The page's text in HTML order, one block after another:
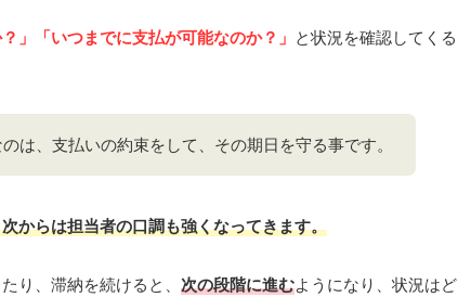
」 「いつまでに支払が可能なのか？」 と状況を確認してくる
は、支払いの約束をして、その期日を守る事です。
からは担当者の口調も強くなってきます。
り、滞納を続けると、 次の段階に進むようになり、状況はど